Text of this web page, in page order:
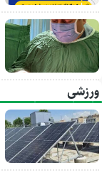
ورزشی